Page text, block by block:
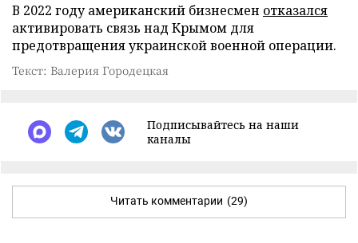
В 2022 году американский бизнесмен отказался
активировать связь над Крымом для
предотвращения украинской военной операции.
Текст: Валерия Городецкая
Подписывайтесь на наши
каналы
Читать комментарии (29)